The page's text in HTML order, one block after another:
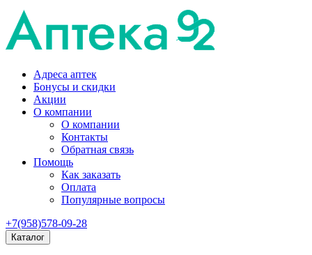
Адреса аптек
Бонусы и скидки
Акции
О компании
О компании
Контакты
Обратная связь
Помощь
Как заказать
Оплата
Популярные вопросы
+7(958)578-09-28
Каталог